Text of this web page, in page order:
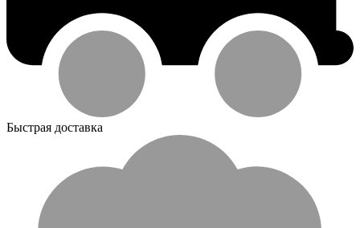
Быстрая доставка